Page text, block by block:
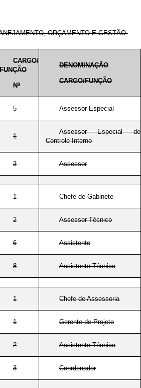
ORÇAMENTO E GESTÃO.
CARGO/
FUNÇÃO
Nº
DENOMINAÇÃO
CARGO/FUNÇÃO
5 Assessor Especial
1
Assessor Especial de
Controle Interno
3 Assessor
1 Chefe de Gabinete
2 Assessor Técnico
6 Assistente
8 Assistente Técnico
1 Chefe de Assessoria
1 Gerente de Projeto
2 Assistente Técnico
3 Coordenador